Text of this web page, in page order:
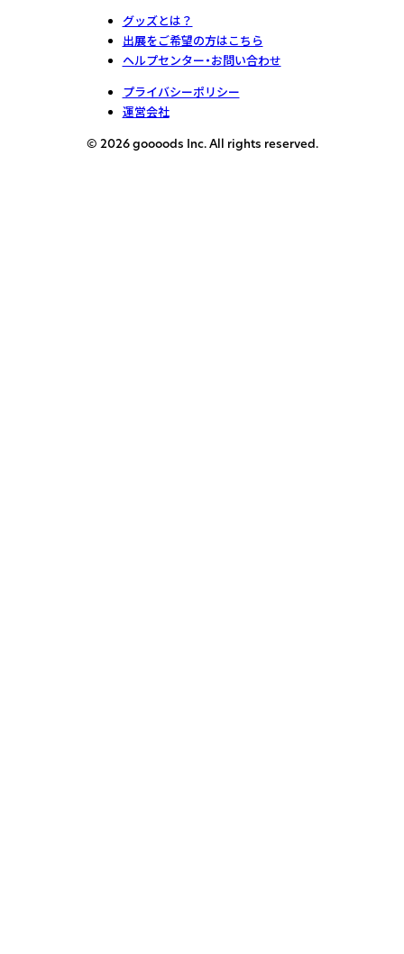
グッズとは？
出展をご希望の方はこちら
ヘルプセンター・お問い合わせ
プライバシーポリシー
運営会社
© 2026 goooods Inc. All rights reserved.